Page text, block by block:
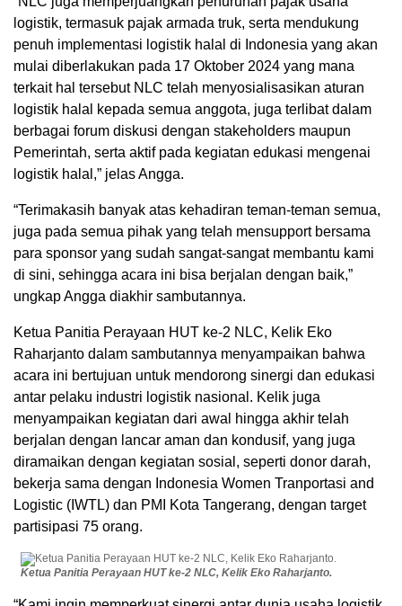
logistik, termasuk pajak armada truk, serta mendukung
penuh implementasi logistik halal di Indonesia yang akan
mulai diberlakukan pada 17 Oktober 2024 yang mana
terkait hal tersebut NLC telah menyosialisasikan aturan
logistik halal kepada semua anggota, juga terlibat dalam
berbagai forum diskusi dengan stakeholders maupun
Pemerintah, serta aktif pada kegiatan edukasi mengenai
logistik halal,” jelas Angga.
“Terimakasih banyak atas kehadiran teman-teman semua,
juga pada semua pihak yang telah mensupport bersama
para sponsor yang sudah sangat-sangat membantu kami
di sini, sehingga acara ini bisa berjalan dengan baik,”
ungkap Angga diakhir sambutannya.
Ketua Panitia Perayaan HUT ke-2 NLC, Kelik Eko
Raharjanto dalam sambutannya menyampaikan bahwa
acara ini bertujuan untuk mendorong sinergi dan edukasi
antar pelaku industri logistik nasional. Kelik juga
menyampaikan kegiatan dari awal hingga akhir telah
berjalan dengan lancar aman dan kondusif, yang juga
diramaikan dengan kegiatan sosial, seperti donor darah,
bekerja sama dengan Indonesia Women Tranportasi and
Logistic (IWTL) dan PMI Kota Tangerang, dengan target
partisipasi 75 orang.
Ketua Panitia Perayaan HUT ke-2 NLC, Kelik Eko Raharjanto.